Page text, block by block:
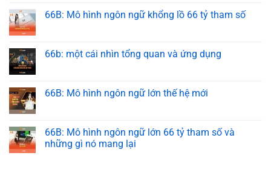
66B: Mô hình ngôn ngữ khổng lồ 66 tỷ tham số
66b: một cái nhìn tổng quan và ứng dụng
66B: Mô hình ngôn ngữ lớn thế hệ mới
66B: Mô hình ngôn ngữ lớn 66 tỷ tham số và
những gì nó mang lại